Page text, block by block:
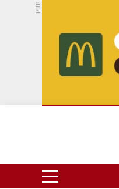
PUB.
Hoje 16ºC